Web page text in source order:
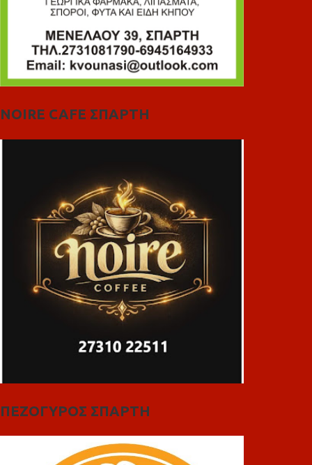
NOIRE CAFE ΣΠΑΡΤΗ
ΠΕΖΟΓΥΡΟΣ ΣΠΑΡΤΗ